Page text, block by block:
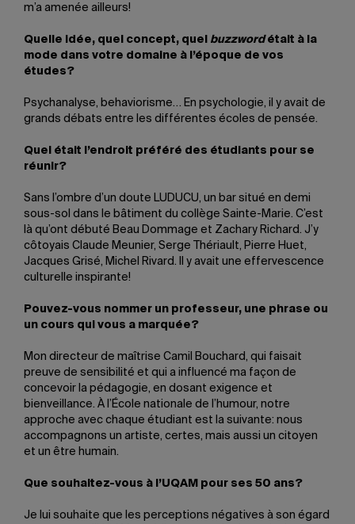
m’a amenée ailleurs!
Quelle idée, quel concept, quel buzzwordétait à la
mode dans votre domaine à l’époque de vos
études?
Psychanalyse, behaviorisme… En psychologie, il y avait de
grands débats entre les différentes écoles de pensée.
Quel était l’endroit préféré des étudiants pour se
réunir?
Sans l’ombre d’un doute LUDUCU, un bar situé en demi
sous-sol dans le bâtiment du collège Sainte-Marie. C’est
là qu’ont débuté Beau Dommage et Zachary Richard. J’y
côtoyais Claude Meunier, Serge Thériault, Pierre Huet,
Jacques Grisé, Michel Rivard. Il y avait une effervescence
culturelle inspirante!
Pouvez-vous nommer un professeur, une phrase ou
un cours qui vous a marquée?
Mon directeur de maîtrise Camil Bouchard, qui faisait
preuve de sensibilité et qui a influencé ma façon de
concevoir la pédagogie, en dosant exigence et
bienveillance. À l’École nationale de l’humour, notre
approche avec chaque étudiant est la suivante: nous
accompagnons un artiste, certes, mais aussi un citoyen
et un être humain.
Que souhaitez-vous à l’UQAM pour ses 50 ans?
Je lui souhaite que les perceptions négatives à son égard